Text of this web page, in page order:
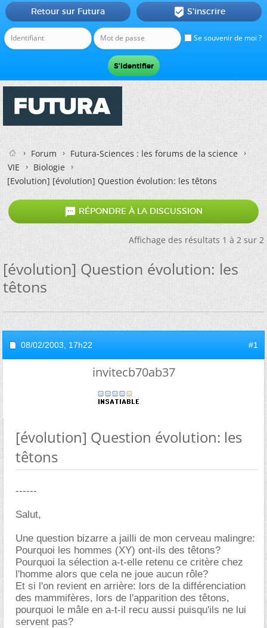
Se souvenir de moi ?
Retour sur Futura  S'inscrire
Forum
Futura-Sciences : les forums de la science
VIE
Biologie
[Evolution][évolution] Question évolution: les têtons
 RÉPONDRE À LA DISCUSSION
Affichage des résultats 1 à 2 sur 2
[évolution] Question évolution: les
têtons
08/02/2003, 17h22 #1
invitecb70ab37
[évolution] Question évolution: les
têtons
------
Salut,
Une question bizarre a jailli de mon cerveau malingre:
Pourquoi les hommes (XY) ont-ils des têtons?
Pourquoi la sélection a-t-elle retenu ce critère chez
l'homme alors que cela ne joue aucun rôle?
Et si l'on revient en arrière: lors de la différenciation
des mammifères, lors de l'apparition des têtons,
pourquoi le mâle en a-t-il recu aussi puisqu'ils ne lui
servent pas?